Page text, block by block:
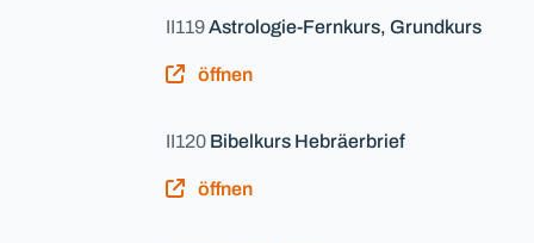
II119Astrologie-Fernkurs, Grundkurs
öffnen
II120 Bibelkurs Hebräerbrief
öffnen